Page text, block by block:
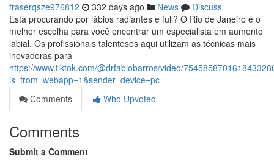
fraserqsze976812 332 days ago News
Discuss
Está procurando por lábios radiantes e full? O Rio de Janeiro é o
melhor escolha para você encontrar um especialista em aumento
labial. Os profissionais talentosos aqui utilizam as técnicas mais
inovadoras para
https://www.tiktok.com/@drfabiobarros/video/
is_from_webapp=1&sender_device=pc
Comments
Who Upvoted
Comments
Submit a Comment